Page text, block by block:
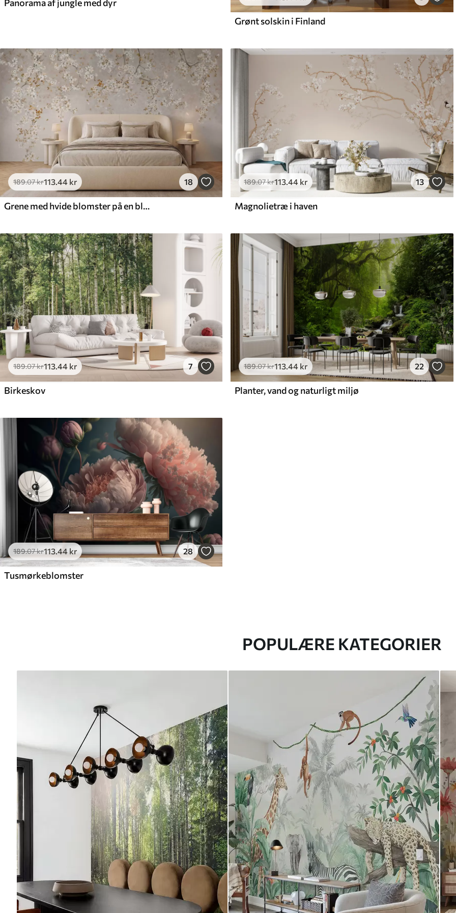
Panorama af jungle med dyr
Grønt solskin i Finland
189.07kr113 .44 kr 18
Grene med hvide blomster på en blød beige baggrund
189.07kr113 .44 kr 13
Magnolietræ i haven
189.07kr113.44 kr 7
Birkeskov
189.07kr113.44 kr 22
Planter, vand og naturligt miljø
189.07kr113 .44 kr 28
Tusmørkeblomster
POPULÆRE KATEGORIER